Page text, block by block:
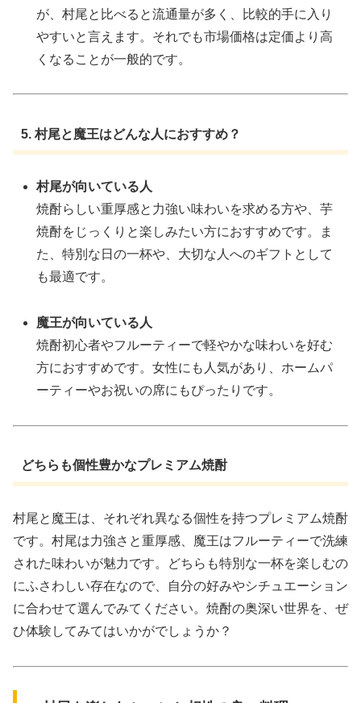
が、村尾と比べると流通量が多く、比較的手に入り
やすいと言えます。それでも市場価格は定価より高
くなることが一般的です。
5. 村尾と魔王はどんな人におすすめ？
村尾が向いている人
焼酎らしい重厚感と力強い味わいを求める方や、芋
焼酎をじっくりと楽しみたい方におすすめです。ま
た、特別な日の一杯や、大切な人へのギフトとして
も最適です。
魔王が向いている人
焼酎初心者やフルーティーで軽やかな味わいを好む
方におすすめです。女性にも人気があり、ホームパ
ーティーやお祝いの席にもぴったりです。
どちらも個性豊かなプレミアム焼酎
村尾と魔王は、それぞれ異なる個性を持つプレミアム焼酎
です。村尾は力強さと重厚感、魔王はフルーティーで洗練
された味わいが魅力です。どちらも特別な一杯を楽しむの
にふさわしい存在なので、自分の好みやシチュエーション
に合わせて選んでみてください。焼酎の奥深い世界を、ぜ
ひ体験してみてはいかがでしょうか？